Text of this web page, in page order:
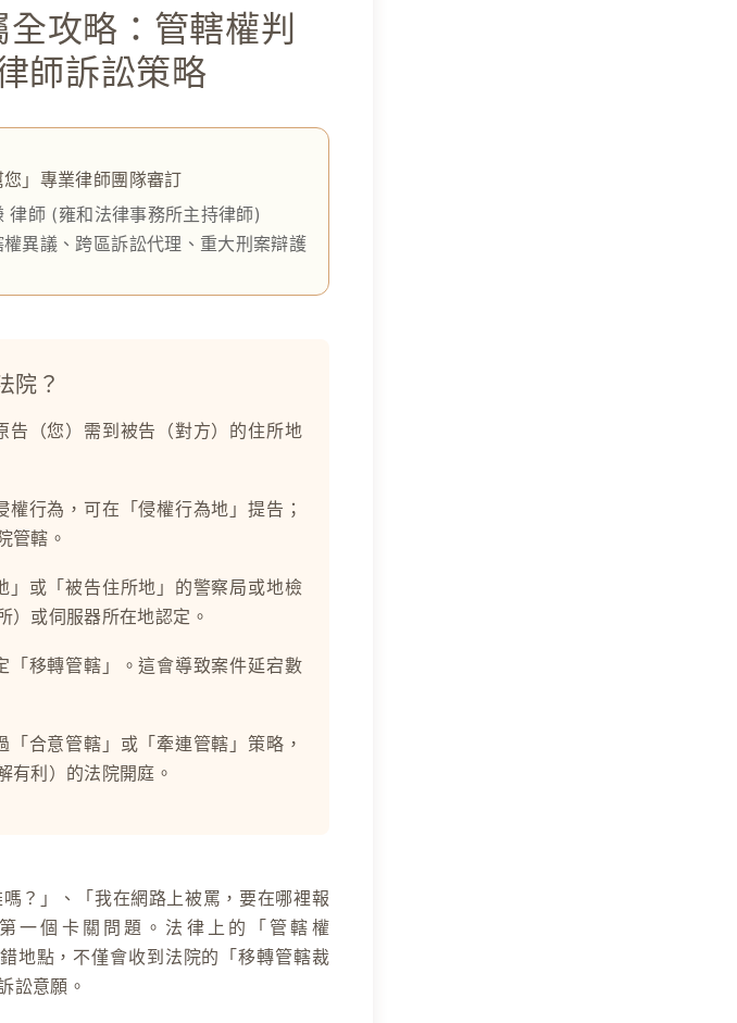
攻略：管轄權判
師訴訟策略
」專業律師團隊審訂
律師 (雍和法律事務所主持律師)
異議、跨區訴訟代理、重大刑案辯護
院？
告（您）需到被告（對方）的住所地
權行為，可在「侵權行為地」提告；
管轄。
」或「被告住所地」的警察局或地檢
）或伺服器所在地認定。
「移轉管轄」。這會導致案件延宕數
合意管轄」或「牽連管轄」策略，
有利）的法院開庭。
？」、「我在網路上被罵，要在哪裡報
一個卡關問題。法律上的「管轄權
地點，不僅會收到法院的「移轉管轄裁
訟意願。